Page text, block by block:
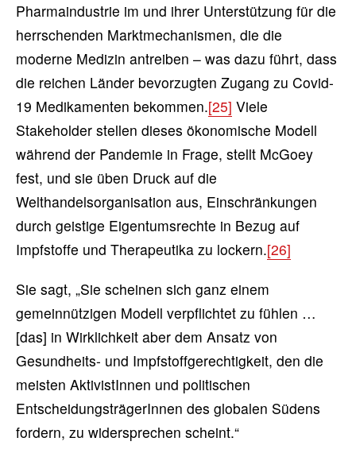
Pharmaindustrie im und ihrer Unterstützung für die
herrschenden Marktmechanismen, die die
moderne Medizin antreiben – was dazu führt, dass
die reichen Länder bevorzugten Zugang zu Covid-
19 Medikamenten bekommen.[25] Viele
Stakeholder stellen dieses ökonomische Modell
während der Pandemie in Frage, stellt McGoey
fest, und sie üben Druck auf die
Welthandelsorganisation aus, Einschränkungen
durch geistige Eigentumsrechte in Bezug auf
Impfstoffe und Therapeutika zu lockern.[26]
Sie sagt, „Sie scheinen sich ganz einem
gemeinnützigen Modell verpflichtet zu fühlen …
[das] in Wirklichkeit aber dem Ansatz von
Gesundheits- und Impfstoffgerechtigkeit, den die
meisten AktivistInnen und politischen
EntscheidungsträgerInnen des globalen Südens
fordern, zu widersprechen scheint.“